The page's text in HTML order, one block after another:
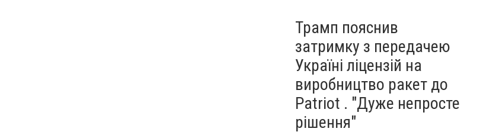
Трамп пояснив
затримку з передачею
Україні ліцензій на
виробництво ракет до
Patriot . "Дуже непросте
рішення"